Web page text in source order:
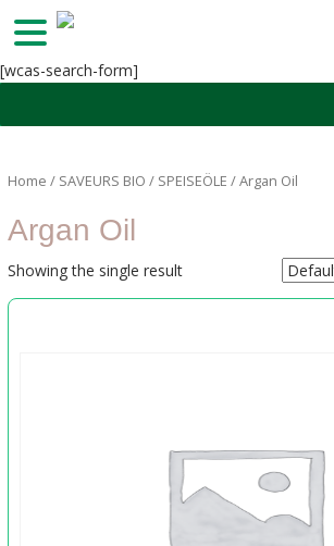
k
p
[wcas-search-form]
Home / SAVEURS BIO / SPEISEÖLE / Argan Oil
Argan Oil
Showing the single result